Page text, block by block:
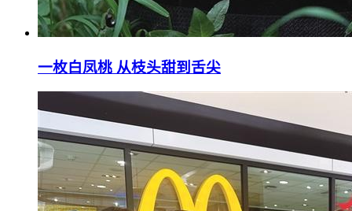
一枚白凤桃 从枝头甜到舌尖